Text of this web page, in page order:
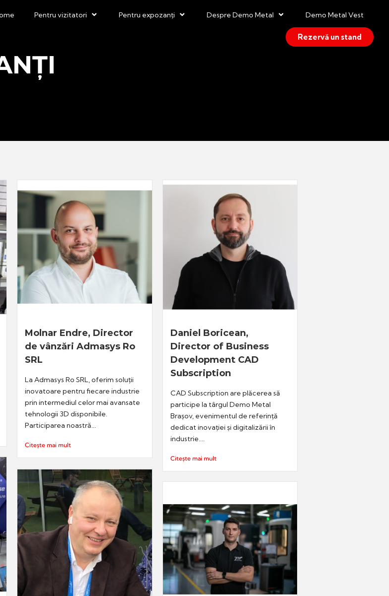
Pentru vizitatori Pentru expozanți Despre Demo Metal Demo Metal Vest
Rezervă un stand
Molnar Endre, Director
de vânzări Admasys Ro
SRL
La Admasys Ro SRL, oferim soluții
inovatoare pentru fiecare industrie
prin intermediul celor mai avansate
tehnologii 3D disponibile.
Participarea noastră...
Citește mai mult
Daniel Boricean,
Director of Business
Development CAD
Subscription
CAD Subscription are plăcerea să
participe la târgul Demo Metal
Brașov, evenimentul de referință
dedicat inovației și digitalizării în
industrie....
Citește mai mult